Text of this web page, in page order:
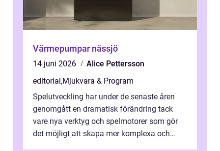
Värmepumpar nässjö
14 juni 2026
Alice Pettersson
editorial,Mjukvara & Program
Spelutveckling har under de senaste åren
genomgått en dramatisk förändring tack
vare nya verktyg och spelmotorer som gör
det möjligt att skapa mer komplexa och